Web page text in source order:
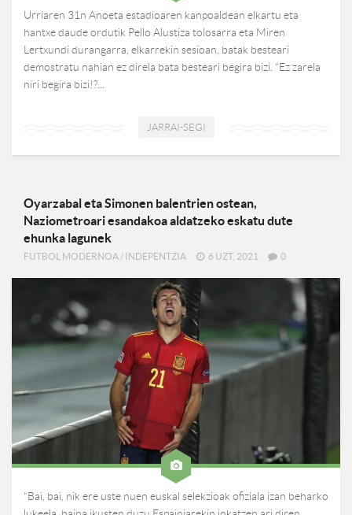
Urriaren 31n Anoeta estadioaren kanpoaldean elkartu eta
hantxe daude ordutik Pello Alustiza tolosarra eta Miren
Lertxundi durangarra, elkarrekin sesioan, batak besteari
demostratu nahian ez direla bata besteari begira bizi. “Ez zarela
niri begira bizi!?...
JARRAI-SEGI
Oyarzabal eta Simonen balentrien ostean,
Naziometroari esandakoa aldatzeko eskatu dute
ehunka lagunek
FUTBOL MODERNOA / INDEPENTZIA 6 UZT, 2021 0
“Bai, bai, nik ere uste nuen euskal selekzioak ofiziala izan beharko